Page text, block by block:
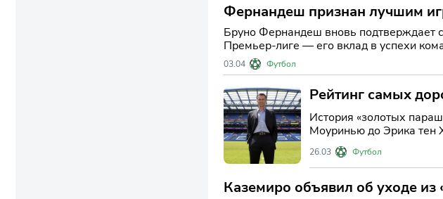
Фернандеш признан лучшим
Бруно Фернандеш вновь подтверждает
Премьер-лиге — его вклад в успехи команды
полузащитник «красных
03.04 Футбол
Рейтинг самых
История «золотых
Моуринью до Эрика тен
тренера стоит дороже,
26.03 Футбол
Каземиро объявил об уходе из